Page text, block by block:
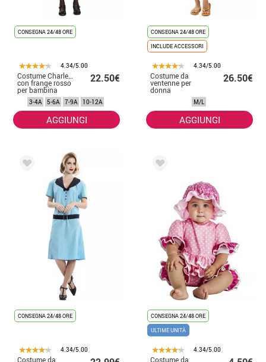
CONSEGNA 24/48 ORE
4.34/5.00
Costume Charleston
con frange rosso
per bambina
22.50€
3-4A 5-6A 7-9A 10-12A
AGGIUNGI
CONSEGNA 24/48 ORE
INCLUDE ACCESSORI
4.34/5.00
Costume da
ventenne per
donna
26.50€
M/L
AGGIUNGI
CONSEGNA 24/48 ORE
4.34/5.00
Costume da
CONSEGNA 24/48 ORE
ULTIME UNITÀ
4.34/5.00
Costume da